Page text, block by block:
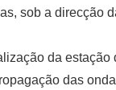
sob a direcção
da
das